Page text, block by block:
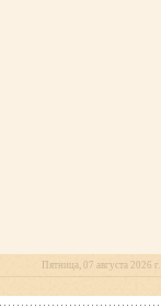
Пятница, 07 августа 2026 г.